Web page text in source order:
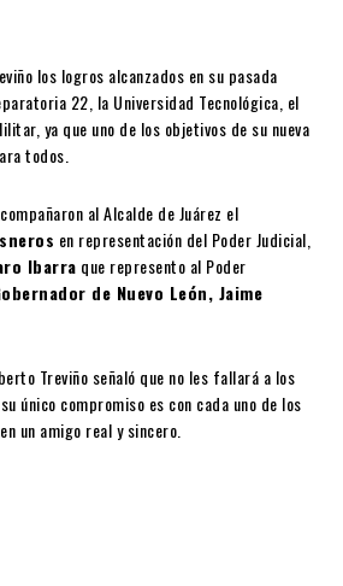
los logros alcanzados en su pasada
22, la Universidad Tecnológica, el
ya que uno de los objetivos de su nueva
todos.
al Alcalde de Juárez el
en representación del Poder Judicial,
Ibarra que represento al Poder
de Nuevo León, Jaime
Treviño señaló que no les fallará a los
único compromiso es con cada uno de los
un amigo real y sincero.